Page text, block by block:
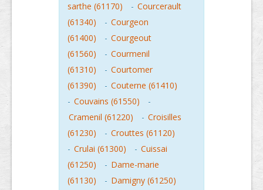
sarthe (61170)
- Courcerault
(61340)
- Courgeon
(61400)
- Courgeout
(61560)
- Courmenil
(61310)
- Courtomer
(61390)
- Couterne (61410)
- Couvains (61550)
-
Cramenil (61220)
- Croisilles
(61230)
- Crouttes (61120)
- Crulai (61300) - Cuissai
(61250)
- Dame-marie
(61130)
- Damigny (61250)